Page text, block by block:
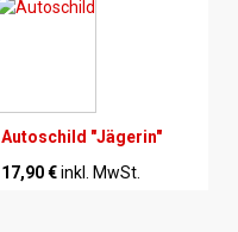
Autoschild "Jägerin"
17,90 €inkl. MwSt.